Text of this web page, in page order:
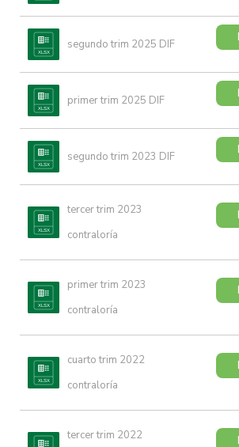
segundo trim 2025 DIF
primer trim 2025 DIF
segundo trim 2023 DIF
tercer trim 2023
contraloría
primer trim 2023
contraloría
cuarto trim 2022
contraloría
tercer trim 2022